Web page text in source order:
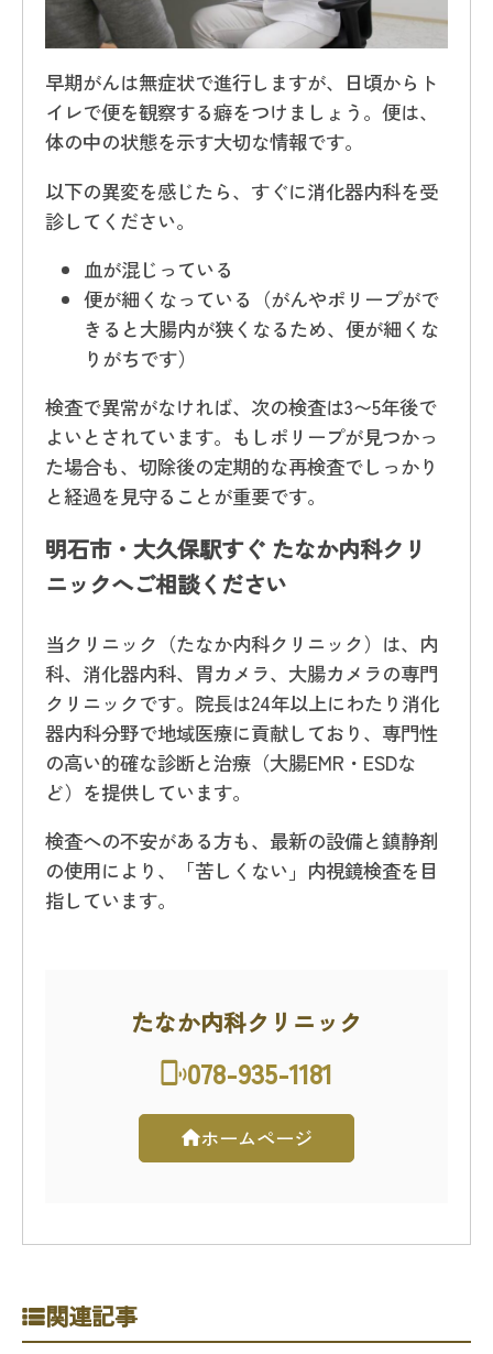
早期がんは無症状で進行しますが、日頃からト
イレで便を観察する癖をつけましょう。便は、
体の中の状態を示す大切な情報です。
以下の異変を感じたら、すぐに消化器内科を受
診してください。
血が混じっている
便が細くなっている（がんやポリープがで
きると大腸内が狭くなるため、便が細くな
りがちです）
検査で異常がなければ、次の検査は3〜5年後で
よいとされています。もしポリープが見つかっ
た場合も、切除後の定期的な再検査でしっかり
と経過を見守ることが重要です。
明石市・大久保駅すぐ たなか内科クリ
ニックへご相談ください
当クリニック（たなか内科クリニック）は、内
科、消化器内科、胃カメラ、大腸カメラの専門
クリニックです。院長は24年以上にわたり消化
器内科分野で地域医療に貢献しており、専門性
の高い的確な診断と治療（大腸EMR・ESDな
ど）を提供しています。
検査への不安がある方も、最新の設備と鎮静剤
の使用により、「苦しくない」内視鏡検査を目
指しています。
たなか内科クリニック
078-935-1181
ホームページ
関連記事